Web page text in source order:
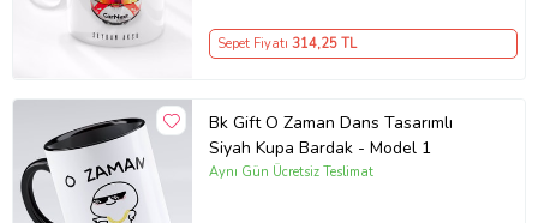
Sepet Fiyatı 314,25 TL
Bk Gift O Zaman Dans Tasarımlı
Siyah Kupa Bardak - Model 1
Aynı Gün Ücretsiz Teslimat